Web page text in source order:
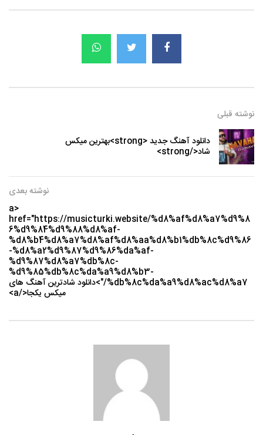
نوشته قبلی
دانلود آهنگ جدید <strong>بهترین میکس
شاد</strong>
نوشته بعدی
<a
href="https://musicturki.website/%d8%af%d8%a7%d9%8
6%d9%84%d9%88%d8%af-
%d8%b4%d8%a7%d8%af%d8%aa%d8%b1%db%8c%d9%86
-%d8%a2%d9%87%d9%86%da%af-
%d9%87%d8%a7%db%8c-
%d9%85%db%8c%da%a9%d8%b3-
%db%8c%da%a9%d8%ac%d8%a7/">دانلود شادترین آهنگ های
میکس یکجا</a>